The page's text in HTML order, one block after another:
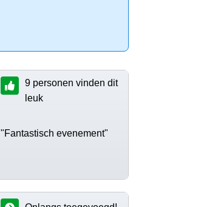
9 personen vinden dit
leuk
"Fantastisch evenement"